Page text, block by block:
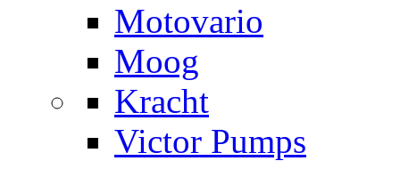
Motovario
Moog
Kracht
Victor Pumps